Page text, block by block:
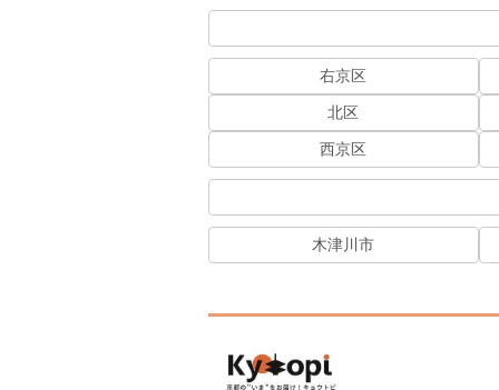
右京区
北区
西京区
木津川市